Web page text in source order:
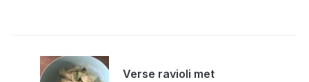
Verse ravioli met